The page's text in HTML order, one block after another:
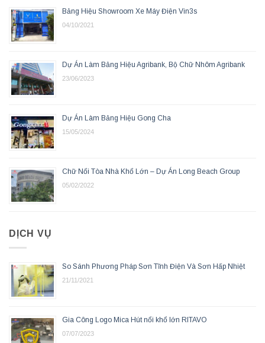
Bảng Hiệu Showroom Xe Máy Điện Vin3s
04/10/2021
Dự Án Làm Bảng Hiệu Agribank, Bộ Chữ Nhôm Agribank
23/06/2023
Dự Án Làm Bảng Hiệu Gong Cha
15/05/2024
Chữ Nổi Tòa Nhà Khổ Lớn – Dự Án Long Beach Group
05/02/2022
DỊCH VỤ
So Sánh Phương Pháp Sơn Tĩnh Điện Và Sơn Hấp Nhiệt
21/11/2021
Gia Công Logo Mica Hút nổi khổ lớn RITAVO
07/07/2023